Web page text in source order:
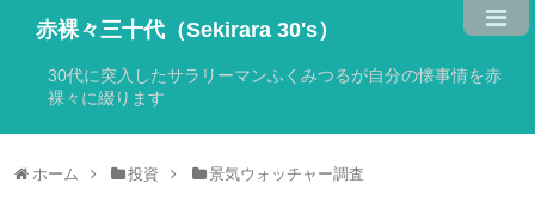
赤裸々三十代（Sekirara 30's）
30代に突入したサラリーマンふくみつるが自分の懐事情を赤
裸々に綴ります
ホーム 投資 景気ウォッチャー調査